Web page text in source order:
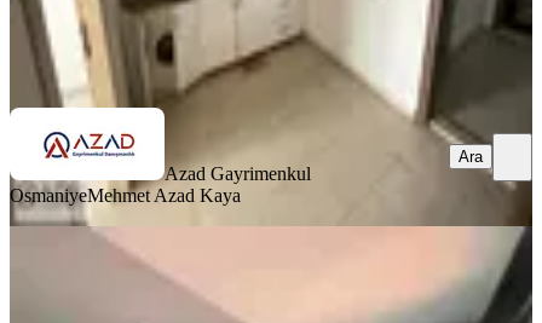
Azad Gayrimenkul Osmaniye Mehmet Azad Kaya
Ara
Azad Gayrimenkul
OsmaniyeMehmet Azad Kaya
Ara
BALKONLU
Azad- Pazartesi Pazarı Civarı
Yatırımlık Satılık 3+1 140m2 Daire